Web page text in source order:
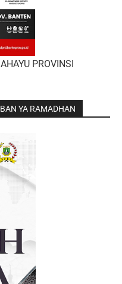
PROVINSI
YA RAMADHAN